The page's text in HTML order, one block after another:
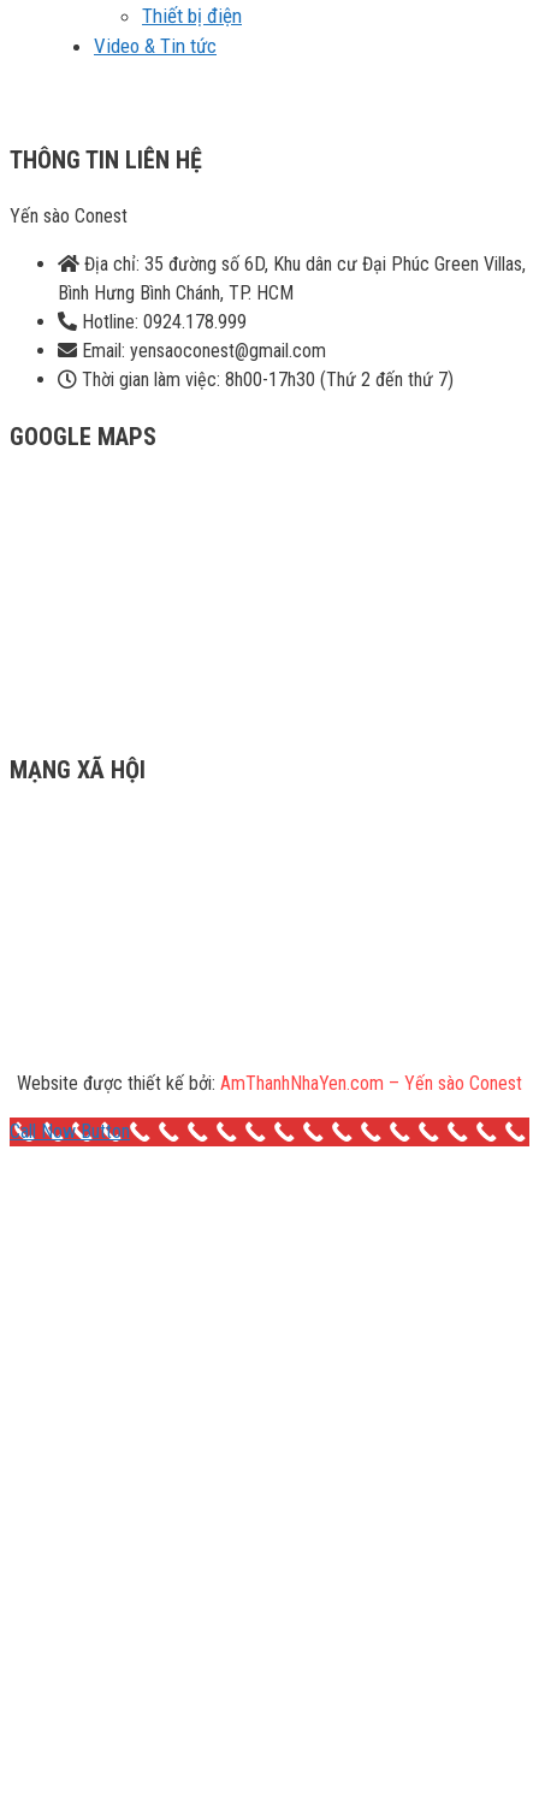
Thiết bị điện
Video & Tin tức
THÔNG TIN LIÊN HỆ
Yến sào Conest
Địa chỉ: 35 đường số 6D, Khu dân cư Đại Phúc Green Villas,
Bình Hưng Bình Chánh, TP. HCM
Hotline: 0924.178.999
Email: yensaoconest@gmail.com
Thời gian làm việc: 8h00-17h30 (Thứ 2 đến thứ 7)
GOOGLE MAPS
MẠNG XÃ HỘI
Website được thiết kế bởi: AmThanhNhaYen.com – Yến sào Conest
Call Now Button